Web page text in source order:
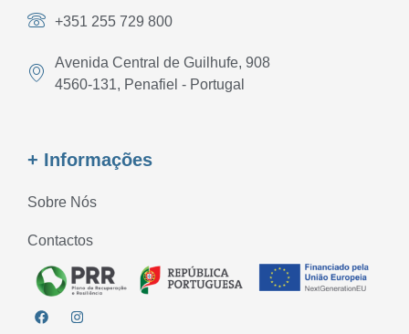
+351 255 729 800
Avenida Central de Guilhufe, 908
4560-131, Penafiel - Portugal
+ Informações
Sobre Nós
Contactos